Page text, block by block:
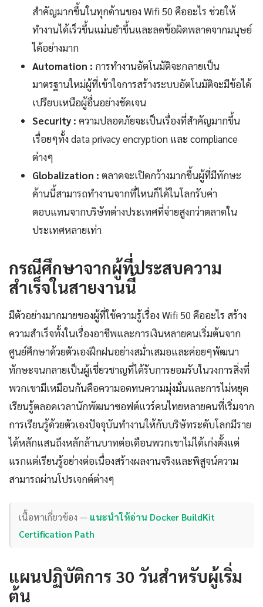
สำคัญมากขึ้นในทุกด้านของ Wifi 50 คืออะไร ช่วยให้
ทำงานได้เร็วขึ้นแม่นยำขึ้นและลดข้อผิดพลาดจากมนุษย์
ได้อย่างมาก
Automation : การทำงานอัตโนมัติจะกลายเป็น
มาตรฐานใหม่ผู้ที่เข้าใจการสร้างระบบอัตโนมัติจะมีข้อได้
เปรียบเหนือผู้อื่นอย่างชัดเจน
Security : ความปลอดภัยจะเป็นเรื่องที่สำคัญมากขึ้น
เรื่อยๆทั้ง data privacy encryption และ compliance
ต่างๆ
Globalization : ตลาดจะเปิดกว้างมากขึ้นผู้ที่มีทักษะ
ด้านนี้สามารถทำงานจากที่ไหนก็ได้ในโลกรับค่า
ตอบแทนจากบริษัทต่างประเทศที่จ่ายสูงกว่าตลาดใน
ประเทศหลายเท่า
กรณีศึกษาจากผู้ที่ประสบความ
สำเร็จในสายงานนี้
มีตัวอย่างมากมายของผู้ที่ใช้ความรู้เรื่อง Wifi 50 คืออะไร สร้าง
ความสำเร็จทั้งในเรื่องอาชีพและการเงินหลายคนเริ่มต้นจาก
ศูนย์ศึกษาด้วยตัวเองฝึกฝนอย่างสม่ำเสมอและค่อยๆพัฒนา
ทักษะจนกลายเป็นผู้เชี่ยวชาญที่ได้รับการยอมรับในวงการสิ่งที่
พวกเขามีเหมือนกันคือความอดทนความมุ่งมั่นและการไม่หยุด
เรียนรู้ตลอดเวลานักพัฒนาซอฟต์แวร์คนไทยหลายคนที่เริ่มจาก
การเรียนรู้ด้วยตัวเองปัจจุบันทำงานให้กับบริษัทระดับโลกมีราย
ได้หลักแสนถึงหลักล้านบาทต่อเดือนพวกเขาไม่ได้เก่งตั้งแต่
แรกแต่เรียนรู้อย่างต่อเนื่องสร้างผลงานจริงและพิสูจน์ความ
สามารถผ่านโปรเจกต์ต่างๆ
เนื้อหาเกี่ยวข้อง — แนะนำให้อ่าน Docker BuildKit
Certification Path
แผนปฏิบัติการ 30 วันสำหรับผู้เริ่ม
ต้น